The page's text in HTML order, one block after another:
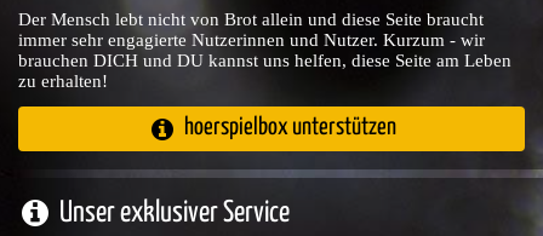
Der Mensch lebt nicht von Brot allein und diese Seite braucht
immer sehr engagierte Nutzerinnen und Nutzer. Kurzum - wir
brauchen DICH und DU kannst uns helfen, diese Seite am Leben
zu erhalten!
hoerspielbox unterstützen
Unser exklusiver Service